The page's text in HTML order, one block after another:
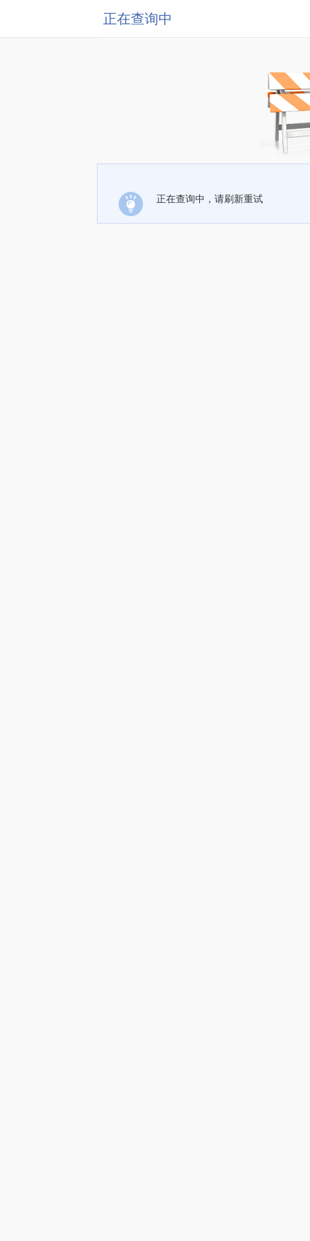
正在查询中
正在查询中，请刷新重试